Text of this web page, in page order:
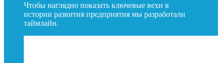
Чтобы наглядно показать ключевые вехи в
истории развития предприятия мы разработали
таймлайн.